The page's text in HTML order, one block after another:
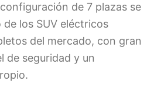
de 7 plazas se
los SUV eléctricos
del mercado, con gran
de seguridad y un